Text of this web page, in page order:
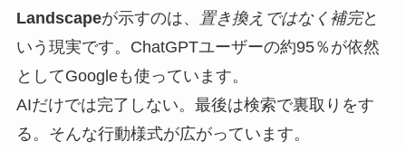
Landscapeが示すのは、 置き換えではなく補完と
いう現実です。ChatGPTユーザーの約95％が依然
としてGoogleも使っています。
AIだけでは完了しない。最後は検索で裏取りをす
る。そんな行動様式が広がっています。